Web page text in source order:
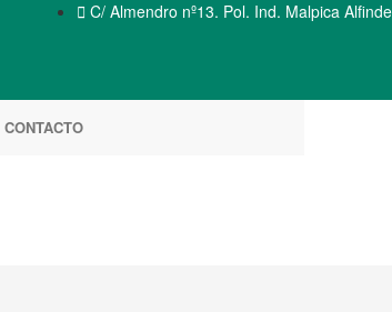
 C/ Almendro nº13. Pol. Ind. Malpica
CONTACTO